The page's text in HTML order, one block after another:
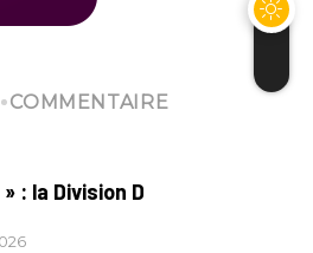
COMMENTAIRE
: la Division D